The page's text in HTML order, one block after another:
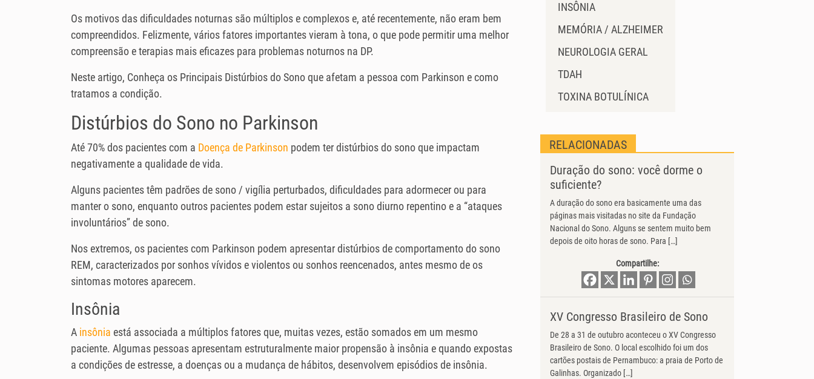
Os motivos das dificuldades noturnas são múltiplos e complexos e, até recentemente, não eram bem
compreendidos. Felizmente, vários fatores importantes vieram à tona, o que pode permitir uma melhor
compreensão e terapias mais eficazes para problemas noturnos na DP.
Neste artigo, Conheça os Principais Distúrbios do Sono que afetam a pessoa com Parkinson e como
tratamos a condição.
Distúrbios do Sono no Parkinson
Até 70% dos pacientes com a Doença de Parkinson podem ter distúrbios do sono que impactam
negativamente a qualidade de vida.
Alguns pacientes têm padrões de sono / vigília perturbados, dificuldades para adormecer ou para
manter o sono, enquanto outros pacientes podem estar sujeitos a sono diurno repentino e a “ataques
involuntários” de sono.
Nos extremos, os pacientes com Parkinson podem apresentar distúrbios de comportamento do sono
REM, caracterizados por sonhos vívidos e violentos ou sonhos reencenados, antes mesmo de os
sintomas motores aparecem.
Insônia
A insônia está associada a múltiplos fatores que, muitas vezes, estão somados em um mesmo
paciente. Algumas pessoas apresentam estruturalmente maior propensão à insônia e quando expostas
a condições de estresse, a doenças ou a mudança de hábitos, desenvolvem episódios de insônia.
INSÔNIA
MEMÓRIA / ALZHEIMER
NEUROLOGIA GERAL
TDAH
TOXINA BOTULÍNICA
RELACIONADAS
Duração do sono: você dorme o
suficiente?
A duração do sono era basicamente uma das
páginas mais visitadas no site da Fundação
Nacional do Sono. Alguns se sentem muito bem
depois de oito horas de sono. Para […]
Compartilhe:
XV Congresso Brasileiro de Sono
De 28 a 31 de outubro aconteceu o XV Congresso
Brasileiro de Sono. O local escolhido foi um dos
cartões postais de Pernambuco: a praia de Porto de
Galinhas. Organizado […]